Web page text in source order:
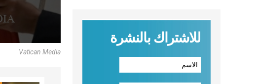
Vatican Media
للاشتراك بالنشرة